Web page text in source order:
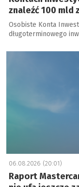
znaleźć 100 mld
Osobiste Konta
długoterminowego
a
06.08.2026 (20:01)
Raport